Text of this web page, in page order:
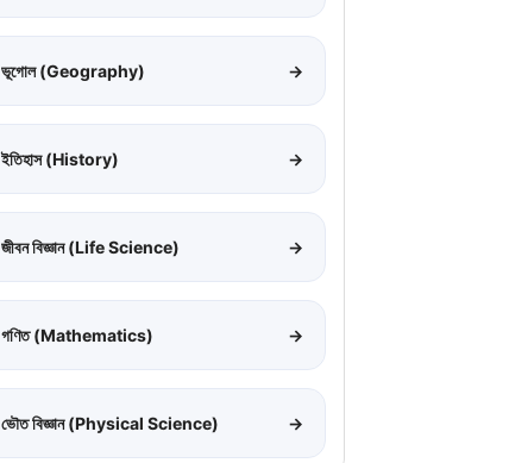
ভূগোল (Geography) →
ইতিহাস (History) →
জীবন বিজ্ঞান (Life Science) →
গণিত (Mathematics) →
ভৌত বিজ্ঞান (Physical Science) →